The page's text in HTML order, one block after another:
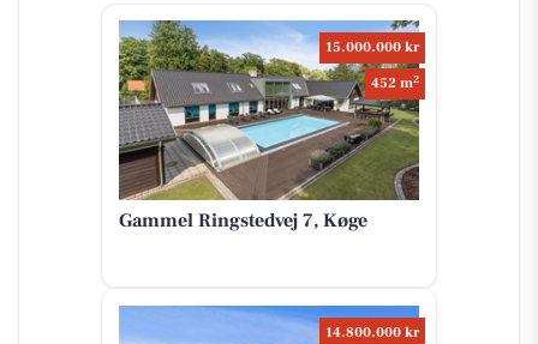
15.000.000 kr
452 m2
Gammel Ringstedvej 7, Køge
14.800.000 kr